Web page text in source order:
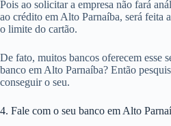
Pois ao solicitar a empresa não fará
ao crédito em Alto Parnaíba, será feita
o limite do cartão.
De fato, muitos bancos oferecem esse
banco em Alto Parnaíba? Então
conseguir o seu.
4. Fale com o seu banco em Alto